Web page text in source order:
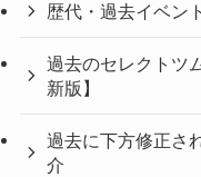
歴代・過去イベン
過去のセレクトツ
新版】
過去に下方修正さ
介